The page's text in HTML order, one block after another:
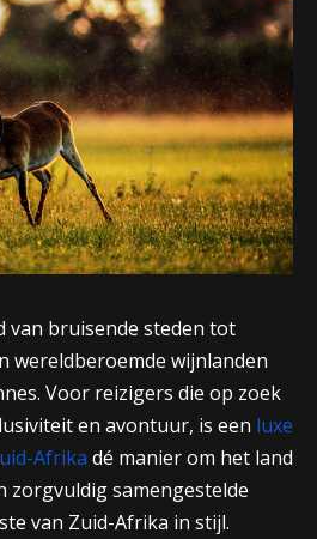
van bruisende steden tot
wereldberoemde wijnlanden
Voor reizigers die op zoek
en avontuur, is een luxe
Afrika dé manier om het land
zorgvuldig samengestelde
van Zuid-Afrika in stijl.